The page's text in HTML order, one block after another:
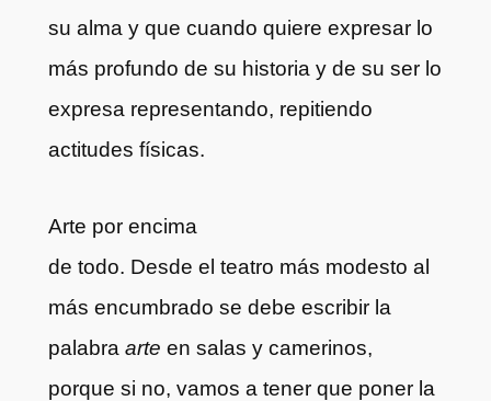
su alma y que cuando quiere expresar lo
más profundo de su historia y de su ser lo
expresa representando, repitiendo
actitudes físicas.
Arte por encima
de todo. Desde el teatro más modesto al
más encumbrado se debe escribir la
palabra arte en salas y camerinos,
porque si no, vamos a tener que poner la